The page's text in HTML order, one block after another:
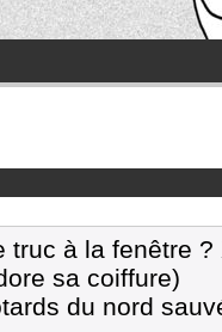
truc à la fenêtre
sa coiffure)
du nord